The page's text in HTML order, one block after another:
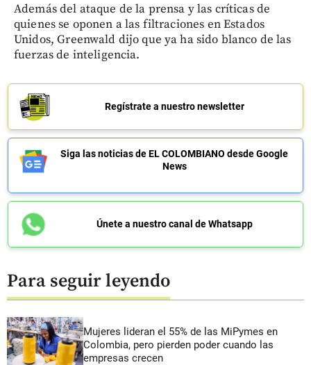
Además del ataque de la prensa y las críticas de
quienes se oponen a las filtraciones en Estados
Unidos, Greenwald dijo que ya ha sido blanco de las
fuerzas de inteligencia.
Regístrate a nuestro newsletter
Siga las noticias de EL COLOMBIANO desde Google
News
Únete a nuestro canal de Whatsapp
Para seguir leyendo
Mujeres lideran el 55% de las MiPymes en
Colombia, pero pierden poder cuando las
empresas crecen